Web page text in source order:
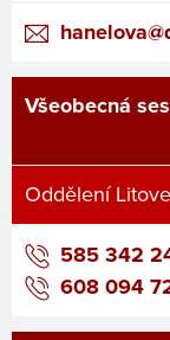
Všeobecná
Oddělení
585 342
608 094